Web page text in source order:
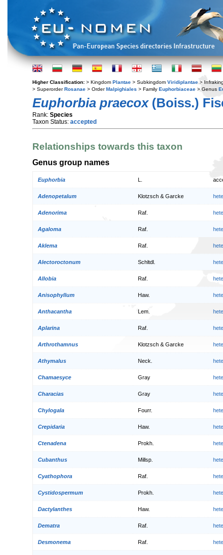
Higher Classification: > Kingdom Plantae > Subkingdom Viridiplantae >
> SuperorderRosanae > OrderMalpighiales > Family Euphorbiaceae > Genus
Euphorbia praecox(Boiss.)
Rank: Species
Taxon Status: accepted
Relationships towards this taxon
Genus group names
Euphorbia
Adenopetalum Klotzsch & Garcke
Adenorima Raf.
Agaloma Raf.
Aklema Raf.
Alectoroctonum Schltdl.
Allobia Raf.
Anisophyllum Haw.
Anthacantha Lem.
Aplarina Raf.
Arthrothamnus Klotzsch & Garcke
Athymalus Neck.
Chamaesyce Gray
Characias Gray
Chylogala Fourr.
Crepidaria Haw.
Ctenadena Prokh.
Cubanthus Millsp.
Cyathophora Raf.
Cystidospermum Prokh.
Dactylanthes Haw.
Dematra Raf.
Desmonema Raf.